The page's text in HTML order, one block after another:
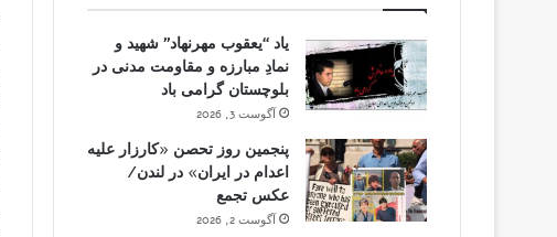
یاد “یعقوب مهرنهاد” شهید و
نمادِ مبارزه و مقاومت مدنی در
بلوچستان گرامی باد
آگوست 3, 2026
پنجمین روز تحصن «کارزار علیه
اعدام در ایران» در لندن/
عکس تجمع
آگوست 2, 2026